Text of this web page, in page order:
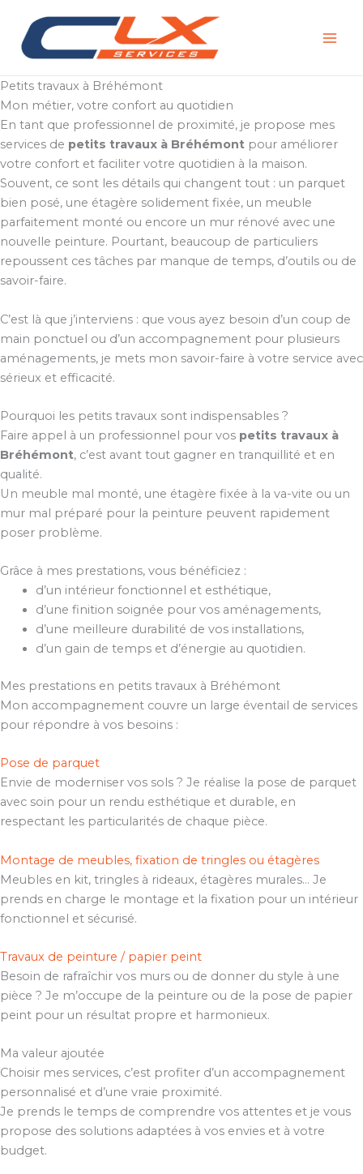
contenu
Petits travaux à Bréhémont
Mon métier, votre confort au quotidien
En tant que professionnel de proximité, je propose mes
services de petits travaux à Bréhémont pour améliorer
votre confort et faciliter votre quotidien à la maison.
Souvent, ce sont les détails qui changent tout : un parquet
bien posé, une étagère solidement fixée, un meuble
parfaitement monté ou encore un mur rénové avec une
nouvelle peinture. Pourtant, beaucoup de particuliers
repoussent ces tâches par manque de temps, d’outils ou de
savoir-faire.
C’est là que j’interviens : que vous ayez besoin d’un coup de
main ponctuel ou d’un accompagnement pour plusieurs
aménagements, je mets mon savoir-faire à votre service avec
sérieux et efficacité.
Pourquoi les petits travaux sont indispensables ?
Faire appel à un professionnel pour vos petits travaux à
Bréhémont, c’est avant tout gagner en tranquillité et en
qualité.
Un meuble mal monté, une étagère fixée à la va-vite ou un
mur mal préparé pour la peinture peuvent rapidement
poser problème.
Grâce à mes prestations, vous bénéficiez :
d’un intérieur fonctionnel et esthétique,
d’une finition soignée pour vos aménagements,
d’une meilleure durabilité de vos installations,
d’un gain de temps et d’énergie au quotidien.
Mes prestations en petits travaux à Bréhémont
Mon accompagnement couvre un large éventail de services
pour répondre à vos besoins :
Pose de parquet
Envie de moderniser vos sols ? Je réalise la pose de parquet
avec soin pour un rendu esthétique et durable, en
respectant les particularités de chaque pièce.
Montage de meubles, fixation de tringles ou étagères
Meubles en kit, tringles à rideaux, étagères murales… Je
prends en charge le montage et la fixation pour un intérieur
fonctionnel et sécurisé.
Travaux de peinture / papier peint
Besoin de rafraîchir vos murs ou de donner du style à une
pièce ? Je m’occupe de la peinture ou de la pose de papier
peint pour un résultat propre et harmonieux.
Ma valeur ajoutée
Choisir mes services, c’est profiter d’un accompagnement
personnalisé et d’une vraie proximité.
Je prends le temps de comprendre vos attentes et je vous
propose des solutions adaptées à vos envies et à votre
budget.